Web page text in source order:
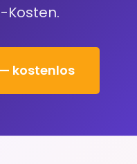
Kosten.
kostenlos